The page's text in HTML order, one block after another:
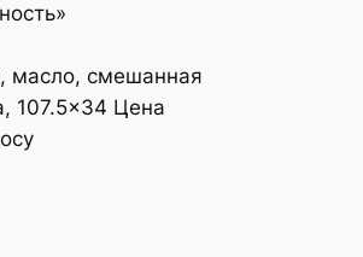
масло, смешанная
107.5×34 Цена